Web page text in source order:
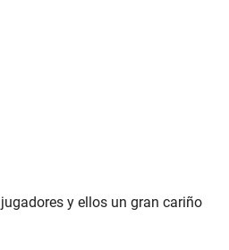
y ellos un gran cariño